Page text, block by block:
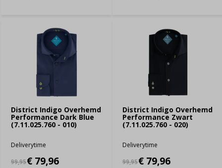
District Indigo Overhemd
Performance Dark Blue
(7.11.025.760 - 010)
Deliverytime
99,95€ 79,96
District Indigo Overhemd
Performance Zwart
(7.11.025.760 - 020)
Deliverytime
99,95€ 79,96